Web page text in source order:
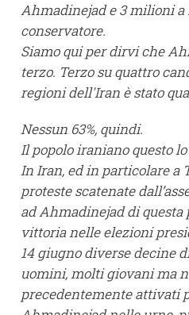
Ahmadinejad e 3 milioni a
conservatore.
Siamo qui per dirvi che
terzo. Terzo su quattro
regioni dell'Iran è stato
Nessun 63%, quindi.
Il popolo iraniano questo lo
In Iran, ed in particolare a
proteste scatenate
ad Ahmadinejad di
vittoria nelle elezioni
14 giugno diverse decine
uomini, molti giovani ma
precedentemente attivati